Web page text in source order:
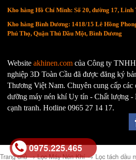
Kho hàng Hồ Chí Minh: Số 20, đường 17,
Kho hàng Bình Dương: 1418/15 Lê Hồng
Phú Thọ, Quận Thủ Dầu Một, Bình Dương
Website akhinen.com của Công ty
nghiệp 3D Toàn Cầu đã được đăng ký
Thương Việt Nam. Chuyên cung cấp các
dưỡng máy nén khí Uy tín - Chất lượng -
cạnh tranh. Hotline 0965 27 14 17.
0975.225.465
Trang chủ→Lọc Máy Nén Khí→Lọc tách dầu